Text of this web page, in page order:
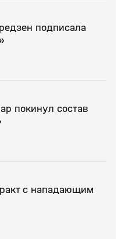
подписала
покинул состав
с нападающим